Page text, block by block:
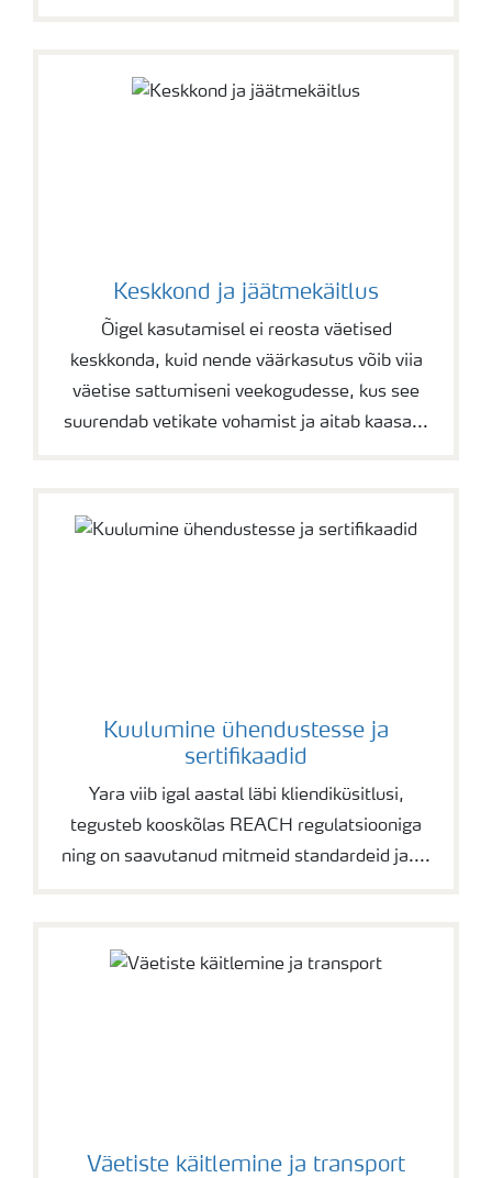
Keskkond ja jäätmekäitlus
Õigel kasutamisel ei reosta väetised
keskkonda, kuid nende väärkasutus võib viia
väetise sattumiseni veekogudesse, kus see
suurendab vetikate vohamist ja aitab kaasa...
Kuulumine ühendustesse ja
sertifikaadid
Yara viib igal aastal läbi kliendiküsitlusi,
tegusteb kooskõlas REACH regulatsiooniga
ning on saavutanud mitmeid standardeid ja....
Väetiste käitlemine ja transport